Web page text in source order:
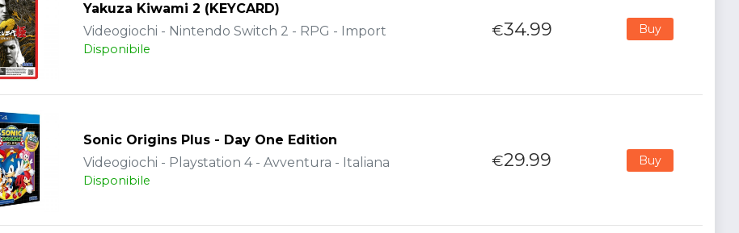
Yakuza Kiwami 2 (KEYCARD)
Videogiochi - Nintendo Switch 2 - RPG - Import
Disponibile
€34.99 Buy
Sonic Origins Plus - Day One Edition
Videogiochi - Playstation 4 - Avventura - Italiana
Disponibile
€29.99 Buy